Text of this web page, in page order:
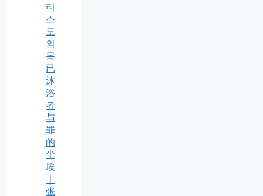
리
스
도
의
몸
已
沐
浴
者
与
罪
的
尘
埃
张